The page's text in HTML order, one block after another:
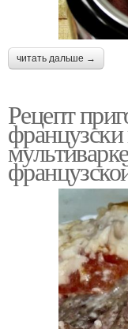
читать дальше →
Рецепт